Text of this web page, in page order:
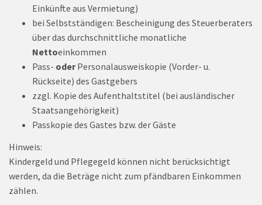
Einkünfte aus Vermietung)
bei Selbstständigen: Bescheinigung des Steuerberaters
über das durchschnittliche monatliche
Nettoeinkommen
Pass- oderPersonalausweiskopie (Vorder- u.
Rückseite) des Gastgebers
zzgl. Kopie des Aufenthaltstitel (bei ausländischer
Staatsangehörigkeit)
Passkopie des Gastes bzw. der Gäste
Hinweis:
Kindergeld und Pflegegeld können nicht berücksichtigt
werden, da die Beträge nicht zum pfändbaren Einkommen
zählen.